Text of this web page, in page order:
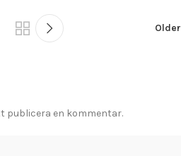
Older
publicera en kommentar.